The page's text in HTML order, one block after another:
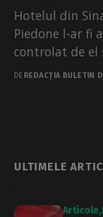
Hotelul din
Piedone l-ar fi
controlat de el
DE REDACȚIA BULETIN
ULTIMELE
Articole